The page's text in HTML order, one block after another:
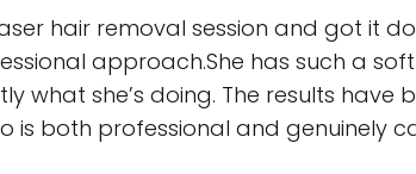
hair removal session and got it
approach.She has such a
what she’s doing. The results
is both professional and genuinely